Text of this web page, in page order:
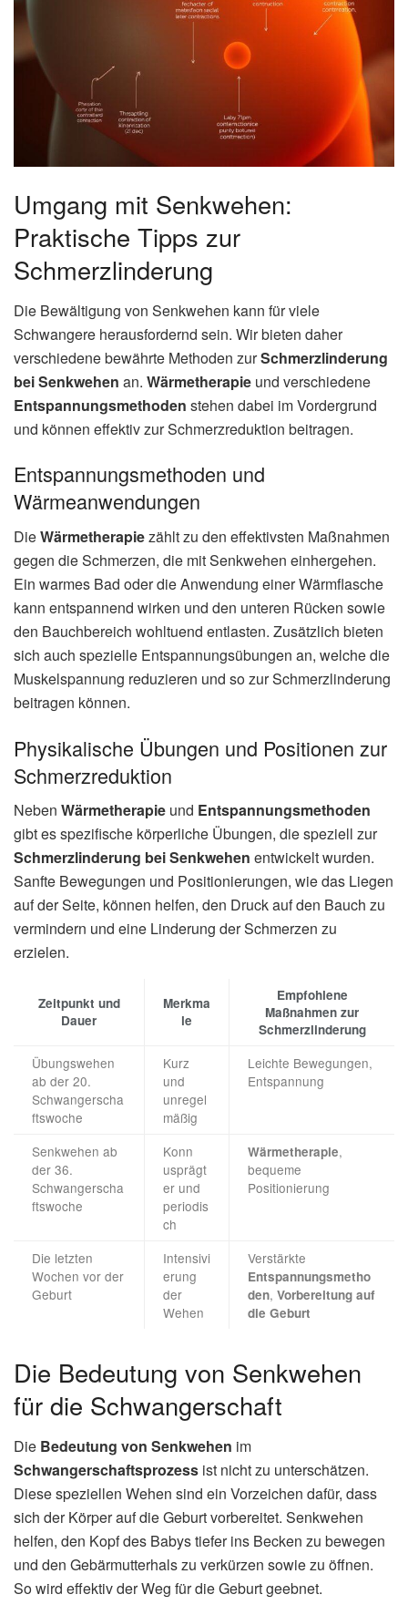
Umgang mit Senkwehen:
Praktische Tipps zur
Schmerzlinderung
Die Bewältigung von Senkwehen kann für viele
Schwangere herausfordernd sein. Wir bieten daher
verschiedene bewährte Methoden zurSchmerzlinderung
bei Senkwehen an. Wärmetherapie und verschiedene
Entspannungsmethoden stehen dabei im Vordergrund
und können effektiv zur Schmerzreduktion beitragen.
Entspannungsmethoden und
Wärmeanwendungen
DieWärmetherapiezählt zu den effektivsten Maßnahmen
gegen die Schmerzen, die mit Senkwehen einhergehen.
Ein warmes Bad oder die Anwendung einer Wärmflasche
kann entspannend wirken und den unteren Rücken sowie
den Bauchbereich wohltuend entlasten. Zusätzlich bieten
sich auch spezielle Entspannungsübungen an, welche die
Muskelspannung reduzieren und so zur Schmerzlinderung
beitragen können.
Physikalische Übungen und Positionen zur
Schmerzreduktion
Neben Wärmetherapie und Entspannungsmethoden
gibt es spezifische körperliche Übungen, die speziell zur
Schmerzlinderung bei Senkwehen entwickelt wurden.
Sanfte Bewegungen und Positionierungen, wie das Liegen
auf der Seite, können helfen, den Druck auf den Bauch zu
vermindern und eine Linderung der Schmerzen zu
erzielen.
Zeitpunkt und
Dauer
Merkma
le
Empfohlene
Maßnahmen zur
Schmerzlinderung
Übungswehen
ab der 20.
Schwangerscha
ftswoche
Kurz
und
unregel
mäßig
Leichte Bewegungen,
Entspannung
Senkwehen ab
der 36.
Schwangerscha
ftswoche
Konn
usprägt
er und
periodis
ch
Wärmetherapie,
bequeme
Positionierung
Die letzten
Wochen vor der
Geburt
Intensivi
erung
der
Wehen
Verstärkte
Entspannungsmetho
den, Vorbereitung auf
die Geburt
Die Bedeutung von Senkwehen
für die Schwangerschaft
Die Bedeutung von Senkwehen im
Schwangerschaftsprozess ist nicht zu unterschätzen.
Diese speziellen Wehen sind ein Vorzeichen dafür, dass
sich der Körper auf die Geburt vorbereitet. Senkwehen
helfen, den Kopf des Babys tiefer ins Becken zu bewegen
und den Gebärmutterhals zu verkürzen sowie zu öffnen.
So wird effektiv der Weg für die Geburt geebnet.